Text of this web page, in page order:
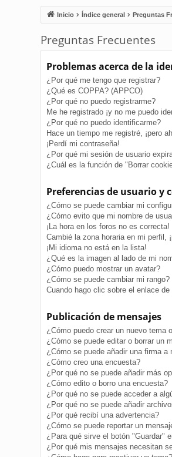
Inicio Índice general Preguntas
Preguntas Frecuentes
Problemas acerca de la
¿Por qué me tengo que registrar?
¿Qué es COPPA? (APPCO)
¿Por qué no puedo registrarme?
Me he registrado ¡y no me puedo
¿Por qué no puedo identificarme?
Hace un tiempo me registré, ¡pero
¡Perdí mi contraseña!
¿Por qué mi sesión de usuario
¿Cuál es la función de "Borrar
Preferencias de usuario y
¿Cómo se puede cambiar mi
¿Cómo evito que mi nombre de
¡La hora en los foros no es correcta!
Cambié la zona horaria en mi perfil,
¡Mi idioma no está en la lista!
¿Qué es la imagen al lado de mi
¿Cómo puedo mostrar un avatar?
¿Cómo se puede cambiar mi rango?
Cuando hago clic sobre el enlace
Publicación de mensajes
¿Cómo puedo crear un nuevo tema
¿Cómo se puede editar o borrar un
¿Cómo se puede añadir una firma a
¿Cómo creo una encuesta?
¿Por qué no se puede añadir más
¿Cómo edito o borro una encuesta?
¿Por qué no se puede acceder a
¿Por qué no se puede añadir
¿Por qué recibí una advertencia?
¿Cómo se puede reportar un
¿Para qué sirve el botón "Guardar"
¿Por qué mis mensajes necesitan